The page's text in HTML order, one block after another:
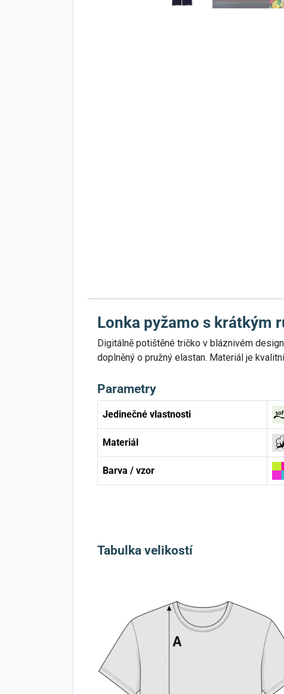
Lonka pyžamo s krátkým
Digitálně potištěné tričko v bláznivém
doplněný o pružný elastan. Materiál je
Parametry
Jedinečné vlastnosti
Materiál
Barva / vzor
Tabulka velikostí